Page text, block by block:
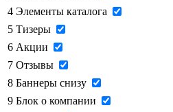
4 Элементы каталога
5 Тизеры
6 Акции
7 Отзывы
8 Баннеры снизу
9 Блок о компании